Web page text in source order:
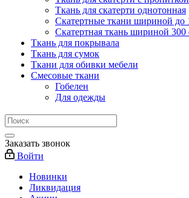
Ткань для скатерти однотонная
Скатертные ткани шириной до
Скатертная ткань шириной 300
Ткань для покрывала
Ткань для сумок
Ткани для обивки мебели
Смесовые ткани
Гобелен
Для одежды
Заказать звонок
Войти
Новинки
Ликвидация